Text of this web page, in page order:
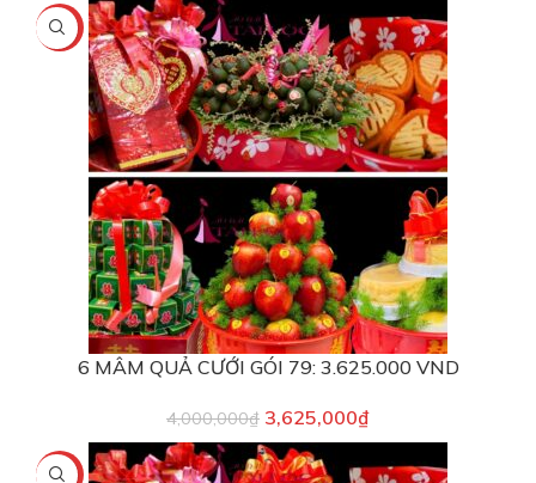
-9%
6 MÂM QUẢ CƯỚI GÓI 79: 3.625.000 VND
4,000,000₫ 3,625,000₫
-4%